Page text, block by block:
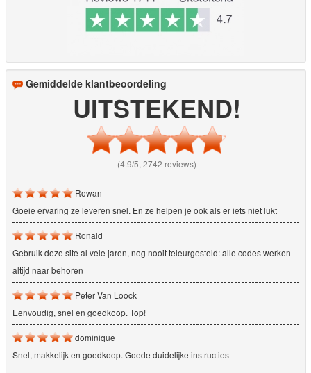
Gemiddelde klantbeoordeling
UITSTEKEND!
(4.9/5, 2742 reviews)
Rowan
Goeie ervaring ze leveren snel. En ze helpen je ook als er iets niet lukt
Ronald
Gebruik deze site al vele jaren, nog nooit teleurgesteld: alle codes werken
altijd naar behoren
Peter Van Loock
Eenvoudig, snel en goedkoop. Top!
dominique
Snel, makkelijk en goedkoop. Goede duidelijke instructies